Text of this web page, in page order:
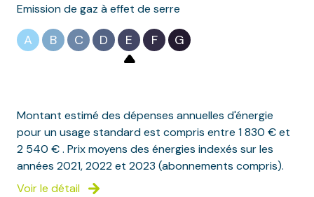
Emission de gaz à effet de serre
A B C D E F G
Montant estimé des dépenses annuelles d'énergie
pour un usage standard est compris entre 1 830 € et
2 540 € . Prix moyens des énergies indexés sur les
années 2021, 2022 et 2023 (abonnements compris).
Voir le détail